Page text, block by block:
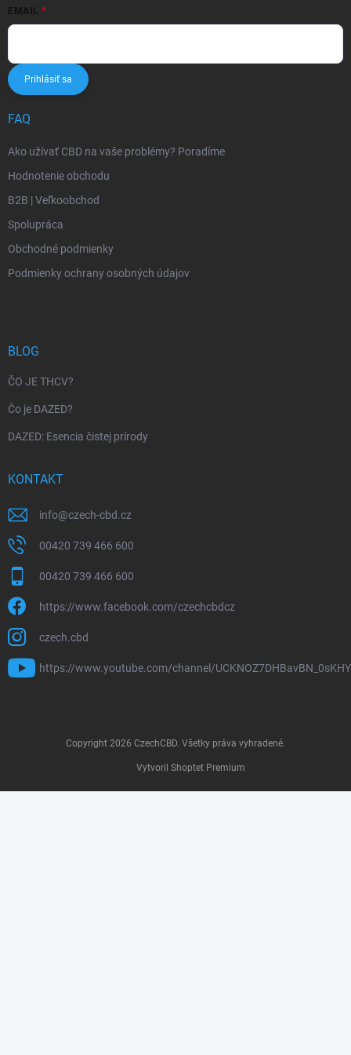
EMAIL
Prihlásiť sa
FAQ
Ako užívať CBD na vaše problémy? Poradíme
Hodnotenie obchodu
B2B | Veľkoobchod
Spolupráca
Obchodné podmienky
Podmienky ochrany osobných údajov
BLOG
ČO JE THCV?
Čo je DAZED?
DAZED: Esencia čistej prírody
KONTAKT
info@czech-cbd.cz
00420 739 466 600
00420 739 466 600
https://www.facebook.com/czechcbdcz
czech.cbd
https://www.youtube.com/channel/
Vytvoril Shoptet Premium
Copyright 2026 CzechCBD. Všetky práva vyhradené.